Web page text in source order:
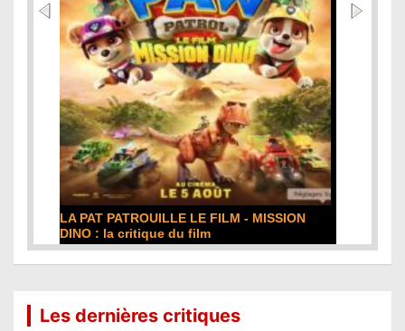
LA PAT PATROUILLE LE FILM - MISSION
DINO : la critique du film
Les dernières critiques